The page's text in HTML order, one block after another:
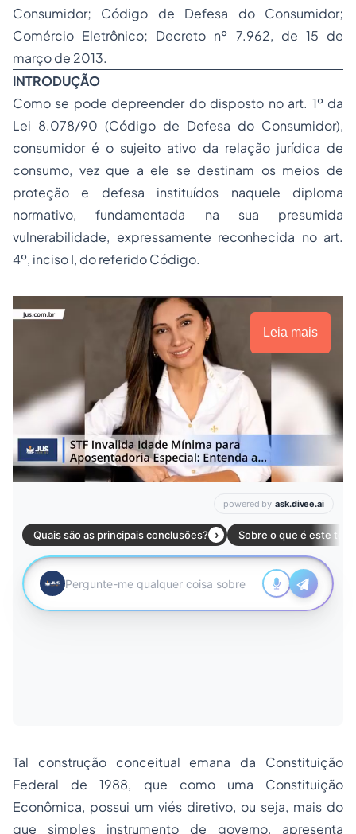
Consumidor; Código de Defesa do Consumidor;
Comércio Eletrônico; Decreto nº 7.962, de 15 de
março de 2013.
INTRODUÇÃO
Como se pode depreender do disposto no art. 1º da
Lei 8.078/90 (Código de Defesa do Consumidor),
consumidor é o sujeito ativo da relação jurídica de
consumo, vez que a ele se destinam os meios de
proteção e defesa instituídos naquele diploma
normativo, fundamentada na sua presumida
vulnerabilidade, expressamente reconhecida no art.
4º, inciso I, do referido Código.
Leia mais
Tal construção conceitual emana da Constituição
Federal de 1988, que como uma Constituição
Econômica, possui um viés diretivo, ou seja, mais do
que simples instrumento de governo, apresenta